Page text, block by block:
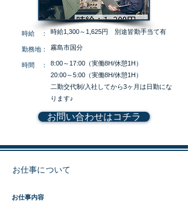
​時給 ： 時給1,300～1,625円 別途皆勤手当て有
​勤務地： 霧島市国分
​時間 ：
8:00～17:00（実働8H/休憩1H）
20:00～5:00（実働8H/休憩1H）
二勤交代制/入社してから3ヶ月は日勤にな
ります♪
お問い合わせはコチラ
お仕事について
​お仕事内容